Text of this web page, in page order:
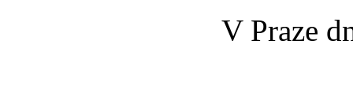
V Praze